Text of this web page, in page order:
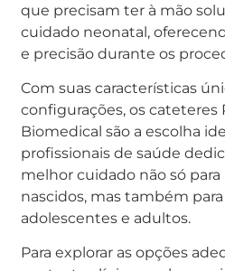
que precisam ter à mão
cuidado neonatal,
e precisão durante os
Com suas características
configurações, os cateteres
Biomedical são a escolha
profissionais de saúde
melhor cuidado não só
nascidos, mas também para
adolescentes e adultos.
Para explorar as opções